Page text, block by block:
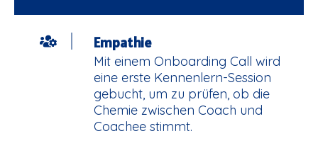
Empathie
Mit einem Onboarding Call wird
eine erste Kennenlern-Session
gebucht, um zu prüfen, ob die
Chemie zwischen Coach und
Coachee stimmt.